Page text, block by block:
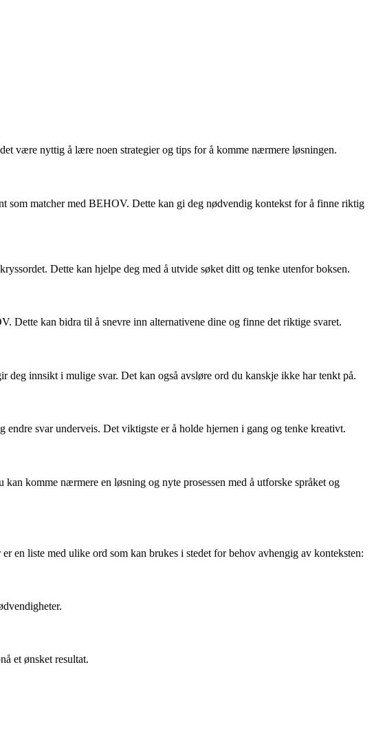
være nyttig å lære noen strategier og tips for å komme nærmere løsningen.
som matcher med BEHOV. Dette kan gi deg nødvendig kontekst for å finne riktig
Dette kan hjelpe deg med å utvide søket ditt og tenke utenfor boksen.
Dette kan bidra til å snevre inn alternativene dine og finne det riktige svaret.
innsikt i mulige svar. Det kan også avsløre ord du kanskje ikke har tenkt på.
svar underveis. Det viktigste er å holde hjernen i gang og tenke kreativt.
komme nærmere en løsning og nyte prosessen med å utforske språket og
en liste med ulike ord som kan brukes i stedet for behov avhengig av konteksten:
et ønsket resultat.